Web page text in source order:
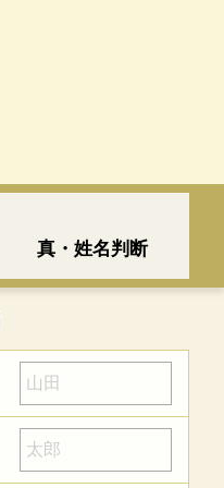
真・姓名判断